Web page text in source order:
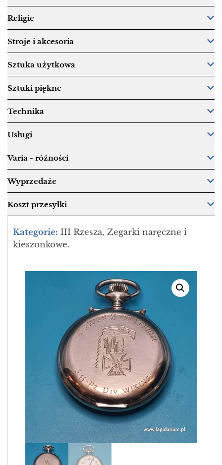
Religie
Stroje i akcesoria
Sztuka użytkowa
Sztuki piękne
Technika
Usługi
Varia - różności
Wyprzedaże
Koszt przesyłki
Kategorie: III Rzesza, Zegarki naręczne i
kieszonkowe.